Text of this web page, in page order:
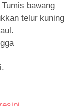
Tumis bawang
telur kuning